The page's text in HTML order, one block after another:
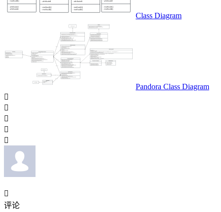
Class Diagram
Pandora Class Diagram






评论